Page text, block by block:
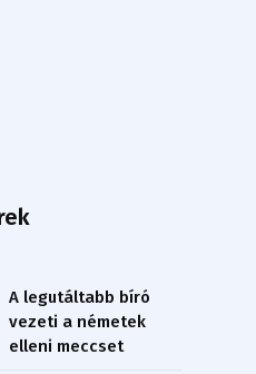
A legutáltabb bíró
vezeti a németek
elleni meccset